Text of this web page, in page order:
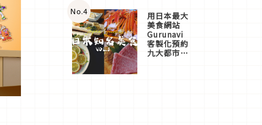
No.4 用日本最大
美食網站
Gurunavi
客製化預約
九大都市餐